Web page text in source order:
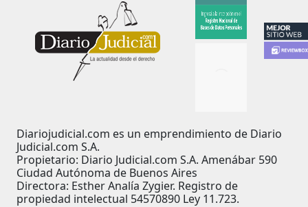
Diariojudicial.com es un emprendimiento de Diario
Judicial.com S.A.
Propietario: Diario Judicial.com S.A. Amenábar 590
Ciudad Autónoma de Buenos Aires
Directora: Esther Analía Zygier. Registro de
propiedad intelectual 54570890 Ley 11.723.